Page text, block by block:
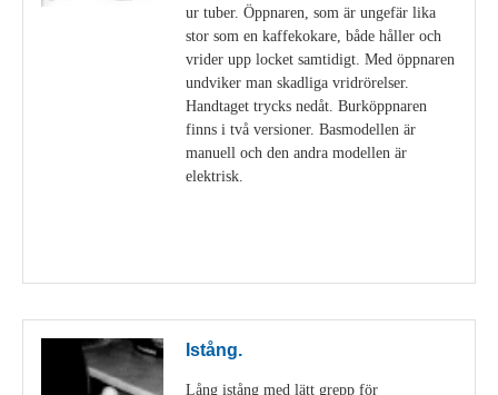
ur tuber. Öppnaren, som är ungefär lika
stor som en kaffekokare, både håller och
vrider upp locket samtidigt. Med öppnaren
undviker man skadliga vridrörelser.
Handtaget trycks nedåt. Burköppnaren
finns i två versioner. Basmodellen är
manuell och den andra modellen är
elektrisk.
Istång.
Lång istång med lätt grepp för